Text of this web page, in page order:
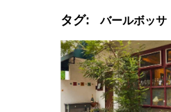
タグ: バールボッサ